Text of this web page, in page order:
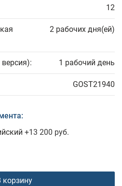
12
2 рабочих дня(ей)
1 рабочий день
GOST21940
+13 200 руб.
корзину